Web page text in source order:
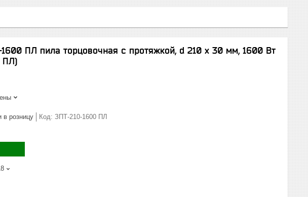
ПЛ пила торцовочная с протяжкой, d 210 х 30 мм, 1600 Вт
ПЛ)
в розницу Код: ЗПТ-210-1600 ПЛ